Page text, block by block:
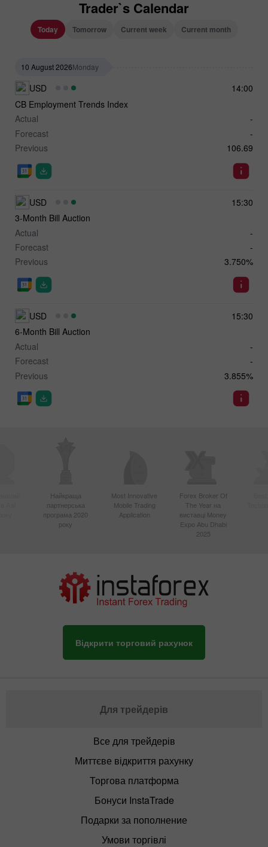
Trader`s Calendar
Today Tomorrow Current week Current month
10 August 2026Monday
14:00
USD
CB Employment Trends Index
Actual
-
Forecast
-
Previous
106.69
15:30
USD
3-Month Bill Auction
Actual
-
Forecast
-
Previous
3.750%
15:30
USD
6-Month Bill Auction
Actual
-
Forecast
-
Previous
3.855%
Найкраща
партнерська
програма 2020
року
Most Innovative
Mobile Trading
Application
Forex Broker Of
The Year на
виставці Money
Expo Abu Dhabi
2025
Відкрити торговий рахунок
Для трейдерів
Все для трейдерів
Миттєве відкриття рахунку
Торгова платформа
Бонуси InstaTrade
Подарки за пополнение
Умови торгівлі